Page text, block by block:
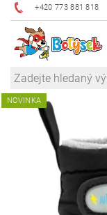
+420 773 881 818
NOVINKA